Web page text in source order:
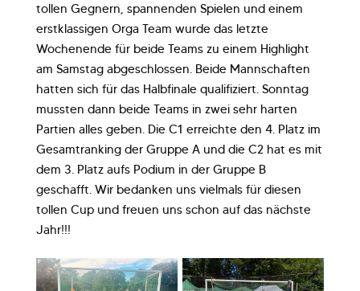
tollen Gegnern, spannenden Spielen und einem
erstklassigen Orga Team wurde das letzte
Wochenende für beide Teams zu einem Highlight
am Samstag abgeschlossen. Beide Mannschaften
hatten sich für das Halbfinale qualifiziert. Sonntag
mussten dann beide Teams in zwei sehr harten
Partien alles geben. Die C1 erreichte den 4. Platz im
Gesamtranking der Gruppe A und die C2 hat es mit
dem 3. Platz aufs Podium in der Gruppe B
geschafft. Wir bedanken uns vielmals für diesen
tollen Cup und freuen uns schon auf das nächste
Jahr!!!